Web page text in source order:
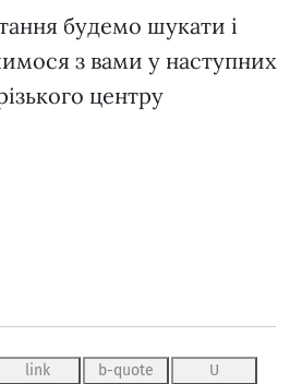
будемо шукати і
з вами у наступних
центру